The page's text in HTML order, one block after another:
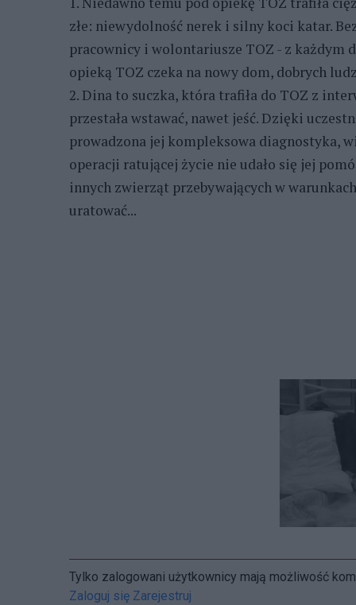
złe: niewydolność nerek i silny koci katar.
pracownicy i wolontariusze TOZ - z każdym
opieką TOZ czeka na nowy dom, dobrych
2. Dina to suczka, która trafiła do TOZ z
przestała wstawać, nawet jeść. Dzięki
prowadzona jej kompleksowa diagnostyka,
operacji ratującej życie nie udało się jej
innych zwierząt przebywających w
uratować...
Tylko zalogowani użytkownicy mają możliwość
Zaloguj się Zarejestruj